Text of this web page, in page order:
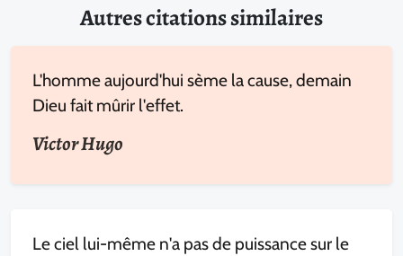
Autres citations similaires
L'homme aujourd'hui sème la cause, demain
Dieu fait mûrir l'effet.
Victor Hugo
Le ciel lui-même n'a pas de puissance sur le